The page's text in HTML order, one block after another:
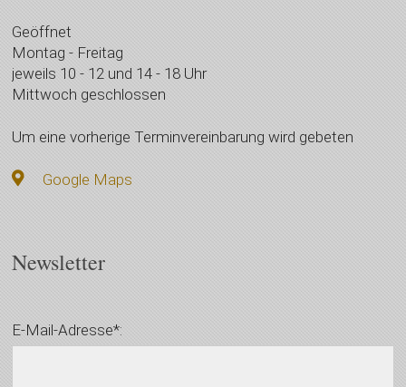
Geöffnet
Montag - Freitag
jeweils 10 - 12 und 14 - 18 Uhr
Mittwoch geschlossen
Um eine vorherige Terminvereinbarung wird gebeten
Google Maps
Newsletter
E-Mail-Adresse*: